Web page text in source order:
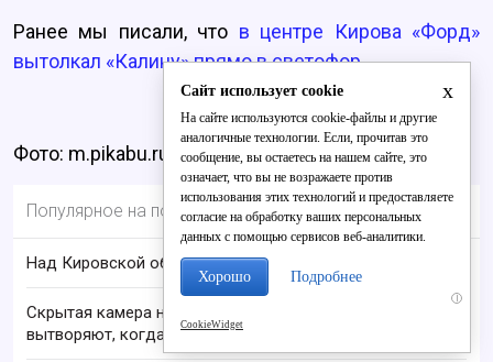
Ранее мы писали, что в центре Кирова «Форд»
вытолкал «Калину» прямо в светофор.
Фото: m.pikabu.ru.
Популярное на портале
Над Кировской областью сбили БПЛА
i
Скрытая камера на пляже Крыма: Что люди
вытворяют, когда их не видят...
x
Сайт использует cookie
На сайте используются cookie-файлы и другие
аналогичные технологии. Если, прочитав это
сообщение, вы остаетесь на нашем сайте, это
означает, что вы не возражаете против
использования этих технологий и предоставляете
согласие на обработку ваших персональных
данных с помощью сервисов веб-аналитики.
Хорошо Подробнее
CookieWidget